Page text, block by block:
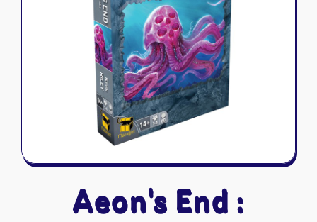
Naruto Mythos
Autres
Tapis de jeu
Aeon's End :